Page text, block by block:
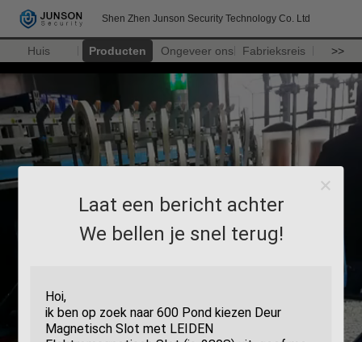
Shen Zhen Junson Security Technology Co. Ltd
Huis Producten Ongeveer ons Fabrieksreis >>
Laat een bericht achter
We bellen je snel terug!